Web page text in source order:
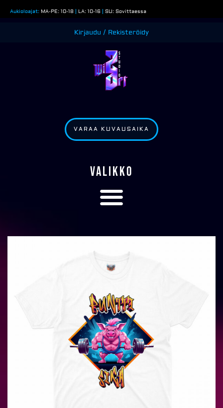
sisältöön
Aukioloajat: MA-PE: 10-18 | LA: 10-16 | SU: Sovittaessa
Kirjaudu / Rekisteröidy
VARAA KUVAUSAIKA
VALIKKO